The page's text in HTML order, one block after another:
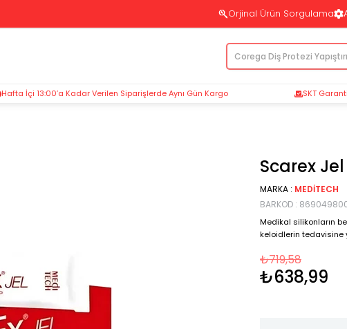
Orjinal Ürün Sorgulama
Hafta İçi 13:00’a Kadar Verilen Siparişlerde Aynı Gün Kargo SKT
Scarex
MARKA : MEDITECH
BARKOD :
Medikal silikonların
keloidlerin tedavisine
₺719,58
₺638,99